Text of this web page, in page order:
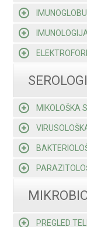
MIKOLOŠKA
PREGLED